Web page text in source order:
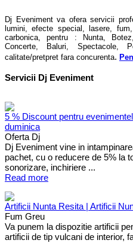
Dj Eveniment va ofera servicii
lumini, efecte special, lasere,
carbonica, pentru : Nunta,
Concerte, Baluri,
calitate/pretpret fara concurenta.
Servicii Dj Eveniment
5 % Discount pentru
duminica
Oferta Dj
Dj Eveniment vine in
pachet, cu o reducere de 5% la
sonorizare, inchiriere ...
Read more
Artificii Nunta Resita | Artificii
Fum Greu
Va punem la dispozitie artificii
artificii de tip vulcani de interior,